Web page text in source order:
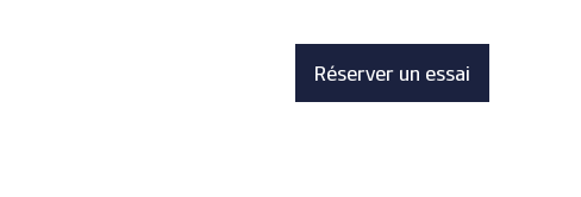
Réserver un essai